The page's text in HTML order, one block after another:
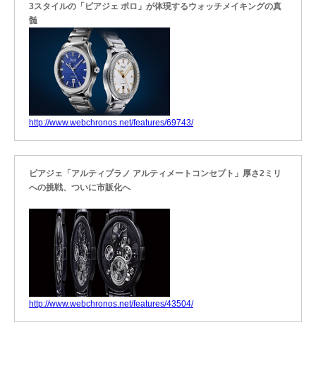
3スタイルの「ピアジェ ポロ」が体現するウォッチメイキングの真
髄
http://www.webchronos.net/features/69743/
ピアジェ「アルティプラノ アルティメートコンセプト」厚さ2ミリ
への挑戦、ついに市販化へ
http://www.webchronos.net/features/43504/